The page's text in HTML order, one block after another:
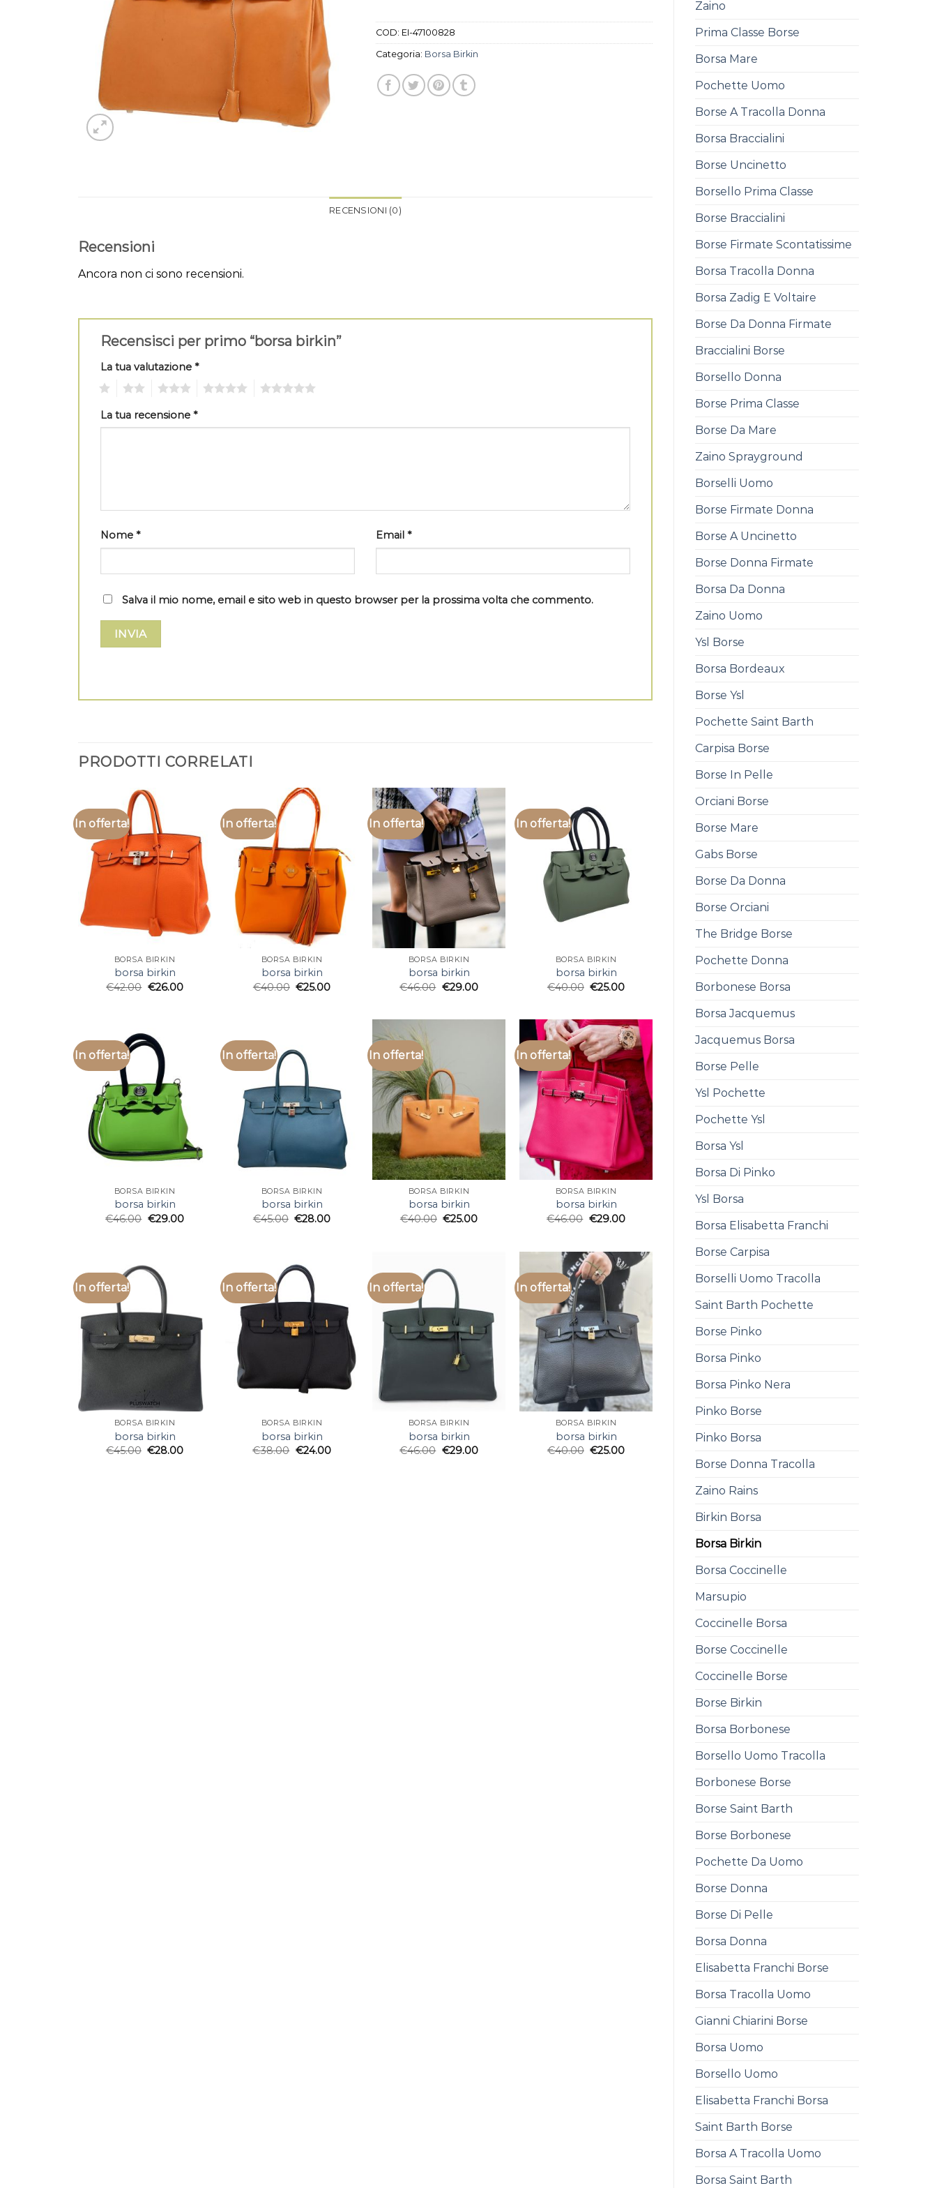
Zaino
Prima Classe Borse
Borsa Mare
Pochette Uomo
Borse A Tracolla Donna
Borsa Braccialini
Borse Uncinetto
Borsello Prima Classe
Borse Braccialini
Borse Firmate Scontatissime
Borsa Tracolla Donna
Borsa Zadig E Voltaire
Borse Da Donna Firmate
Braccialini Borse
Borsello Donna
Borse Prima Classe
Borse Da Mare
Zaino Sprayground
Borselli Uomo
Borse Firmate Donna
Borse A Uncinetto
Borse Donna Firmate
Borsa Da Donna
Zaino Uomo
Ysl Borse
Borsa Bordeaux
Borse Ysl
Pochette Saint Barth
Carpisa Borse
Borse In Pelle
Orciani Borse
Borse Mare
Gabs Borse
Borse Da Donna
Borse Orciani
The Bridge Borse
Pochette Donna
Borbonese Borsa
Borsa Jacquemus
Jacquemus Borsa
Borse Pelle
Ysl Pochette
Pochette Ysl
Borsa Ysl
Borsa Di Pinko
Ysl Borsa
Borsa Elisabetta Franchi
Borse Carpisa
Borselli Uomo Tracolla
Saint Barth Pochette
Borse Pinko
Borsa Pinko
Borsa Pinko Nera
Pinko Borse
Pinko Borsa
Borse Donna Tracolla
Zaino Rains
Birkin Borsa
Borsa Birkin
Borsa Coccinelle
Marsupio
Coccinelle Borsa
Borse Coccinelle
Coccinelle Borse
Borse Birkin
Borsa Borbonese
Borsello Uomo Tracolla
Borbonese Borse
Borse Saint Barth
Borse Borbonese
Pochette Da Uomo
Borse Donna
Borse Di Pelle
Borsa Donna
Elisabetta Franchi Borse
Borsa Tracolla Uomo
Gianni Chiarini Borse
Borsa Uomo
Borsello Uomo
Elisabetta Franchi Borsa
Saint Barth Borse
Borsa A Tracolla Uomo
Borsa Saint Barth
COD: EI-47100828
Categoria: Borsa Birkin
RECENSIONI (0)
Recensioni
Ancora non ci sono recensioni.
Recensisci per primo “borsa birkin”
La tua valutazione *
La tua recensione *
Nome * Email *
Salva il mio nome, email e sito web in questo browser per la prossima volta che commento.
PRODOTTI CORRELATI
In offerta!
BORSA BIRKIN
borsa birkin
€42.00 €26.00
In offerta!
BORSA BIRKIN
borsa birkin
€40.00 €25.00
In offerta!
BORSA BIRKIN
borsa birkin
€46.00 €29.00
In offerta!
BORSA BIRKIN
borsa birkin
€40.00 €25.00
In offerta!
BORSA BIRKIN
borsa birkin
€46.00 €29.00
In offerta!
BORSA BIRKIN
borsa birkin
€45.00 €28.00
In offerta!
BORSA BIRKIN
borsa birkin
€40.00 €25.00
In offerta!
BORSA BIRKIN
borsa birkin
€46.00 €29.00
In offerta!
BORSA BIRKIN
borsa birkin
€45.00 €28.00
In offerta!
BORSA BIRKIN
borsa birkin
€38.00 €24.00
In offerta!
BORSA BIRKIN
borsa birkin
€46.00 €29.00
In offerta!
BORSA BIRKIN
borsa birkin
€40.00 €25.00